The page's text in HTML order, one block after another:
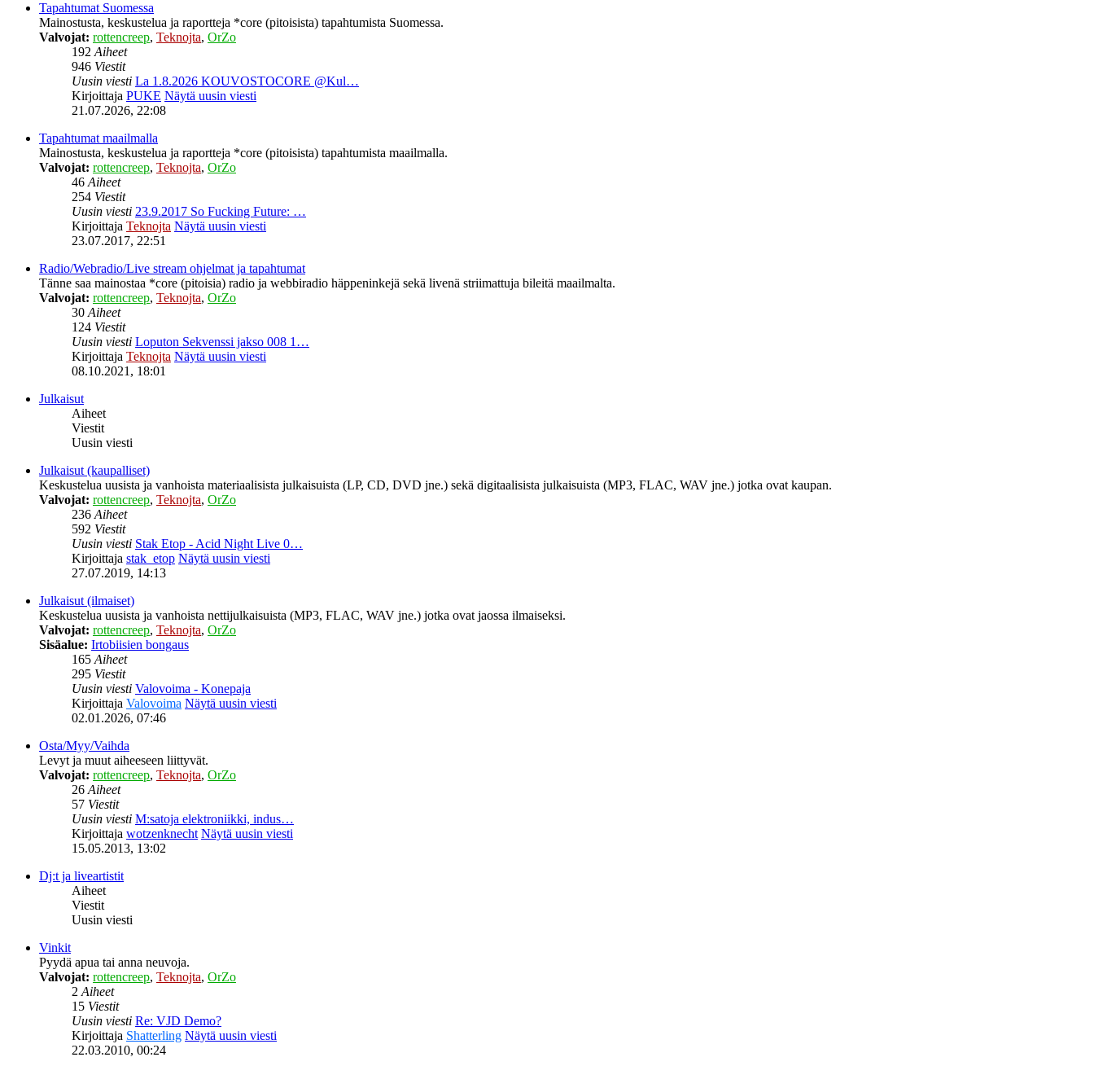
Tapahtumat Suomessa
Mainostusta, keskustelua ja raportteja *core (pitoisista) tapahtumista Suomessa.
Valvojat: rottencreep, Teknojta, OrZo
192Aiheet
946 Viestit
Uusin viesti La 1.8.2026 KOUVOSTOCORE @Kul…
Kirjoittaja PUKE Näytä uusin viesti
21.07.2026, 22:08
Tapahtumat maailmalla
Mainostusta, keskustelua ja raportteja *core (pitoisista) tapahtumista maailmalla.
Valvojat: rottencreep, Teknojta, OrZo
46Aiheet
254 Viestit
Uusin viesti 23.9.2017 So Fucking Future: …
Kirjoittaja Teknojta Näytä uusin viesti
23.07.2017, 22:51
Radio/Webradio/Live stream ohjelmat ja tapahtumat
Tänne saa mainostaa *core (pitoisia) radio ja webbiradio häppeninkejä sekä livenä striimattuja bileitä maailmalta.
Valvojat: rottencreep, Teknojta, OrZo
30Aiheet
124 Viestit
Uusin viesti Loputon Sekvenssi jakso 008 1…
Kirjoittaja Teknojta Näytä uusin viesti
08.10.2021, 18:01
Julkaisut
Aiheet
Viestit
Uusin viesti
Julkaisut (kaupalliset)
Keskustelua uusista ja vanhoista materiaalisista julkaisuista (LP, CD, DVD jne.) sekä digitaalisista julkaisuista (MP3, FLAC, WAV jne.) jotka ovat kaupan.
Valvojat: rottencreep, Teknojta, OrZo
236Aiheet
592 Viestit
Uusin viesti Stak Etop - Acid Night Live 0…
Kirjoittaja stak_etop Näytä uusin viesti
27.07.2019, 14:13
Julkaisut (ilmaiset)
Keskustelua uusista ja vanhoista nettijulkaisuista (MP3, FLAC, WAV jne.) jotka ovat jaossa ilmaiseksi.
Valvojat: rottencreep, Teknojta, OrZo
Sisäalue: Irtobiisien bongaus
165Aiheet
295 Viestit
Uusin viesti Valovoima - Konepaja
Kirjoittaja Valovoima Näytä uusin viesti
02.01.2026, 07:46
Osta/Myy/Vaihda
Levyt ja muut aiheeseen liittyvät.
Valvojat: rottencreep, Teknojta, OrZo
26Aiheet
57 Viestit
Uusin viesti M:satoja elektroniikki, indus…
Kirjoittaja wotzenknecht Näytä uusin viesti
15.05.2013, 13:02
Dj:t ja liveartistit
Aiheet
Viestit
Uusin viesti
Vinkit
Pyydä apua tai anna neuvoja.
Valvojat: rottencreep, Teknojta, OrZo
2Aiheet
15 Viestit
Uusin viesti Re: VJD Demo?
Kirjoittaja Shatterling Näytä uusin viesti
22.03.2010, 00:24